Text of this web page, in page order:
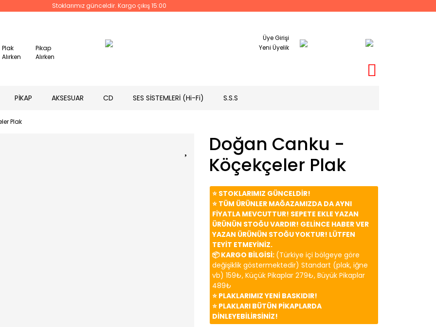
Stoklarımız günceldir. Kargo çıkış 15:00
Plak
Alırken
Pikap
Alırken
Üye Girişi
Yeni Üyelik
PİKAP AKSESUAR CD SES SİSTEMLERİ (Hi-Fi) S.S.S
Plak
Doğan Canku -
Köçekçeler Plak
⭐️ STOKLARIMIZ GÜNCELDİR!
⭐️ TÜM ÜRÜNLER MAĞAZAMIZDA DA AYNI
FİYATLA MEVCUTTUR! SEPETE EKLE YAZAN
ÜRÜNÜN STOĞU VARDIR! GELİNCE HABER VER
YAZAN ÜRÜNÜN STOĞU YOKTUR! LÜTFEN
TEYİT ETMEYİNİZ.
📦 KARGO BİLGİSİ: (Türkiye içi bölgeye göre
değişiklik göstermektedir) Standart (plak, iğne
vb) 159₺, Küçük Pikaplar 279₺, Büyük Pikaplar
489₺
⭐️ PLAKLARIMIZ YENİ BASKIDIR!
⭐️ PLAKLARI BÜTÜN PİKAPLARDA
DİNLEYEBİLİRSİNİZ!